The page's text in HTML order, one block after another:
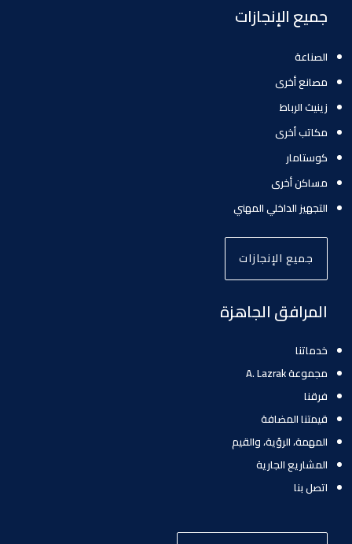
جميع الإنجازات
الصناعة
مصانع أخرى
زينيث الرباط
مكاتب أخرى
كوستامار
مساكن أخرى
التجهيز الداخلي المهني
جميع الإنجازات
المرافق الجاهزة
خدماتنا
مجموعة A. Lazrak
فرقنا
قيمتنا المضافة
المهمة، الرؤية، والقيم
المشاريع الجارية
اتصل بنا